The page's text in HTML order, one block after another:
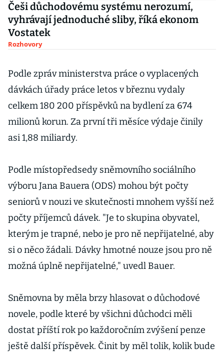
Češi důchodovému systému nerozumí,
vyhrávají jednoduché sliby, říká ekonom
Vostatek
Rozhovory
Podle zpráv ministerstva práce o vyplacených
dávkách úřady práce letos v březnu vydaly
celkem 180 200 příspěvků na bydlení za 674
milionů korun. Za první tři měsíce výdaje činily
asi 1,88 miliardy.
Podle místopředsedy sněmovního sociálního
výboru Jana Bauera (ODS) mohou být počty
seniorů v nouzi ve skutečnosti mnohem vyšší než
počty příjemců dávek. "Je to skupina obyvatel,
kterým je trapné, nebo je pro ně nepřijatelné, aby
si o něco žádali. Dávky hmotné nouze jsou pro ně
možná úplně nepřijatelné," uvedl Bauer.
Sněmovna by měla brzy hlasovat o důchodové
novele, podle které by všichni důchodci měli
dostat příští rok po každoročním zvýšení penze
ještě další příspěvek. Činit by měl tolik, kolik bude